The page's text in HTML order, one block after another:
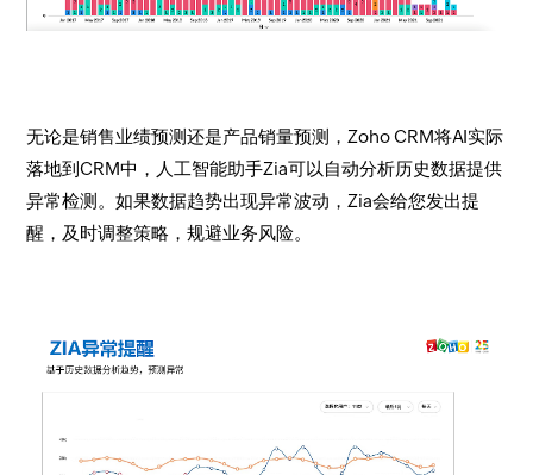
无论是销售业绩预测还是产品销量预测，Zoho CRM将AI实际
落地到CRM中，人工智能助手Zia可以自动分析历史数据提供
异常检测。如果数据趋势出现异常波动，Zia会给您发出提
醒，及时调整策略，规避业务风险。